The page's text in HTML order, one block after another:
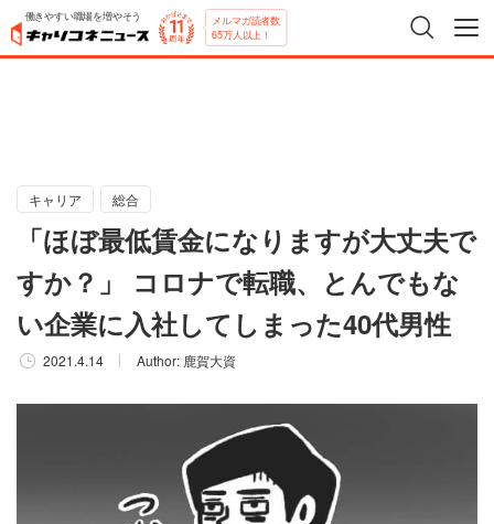
働きやすい職場を増やそう メルマガ読者数
65万人以上！
キャリア 総合
「ほぼ最低賃金になりますが大丈夫で
すか？」 コロナで転職、とんでもな
い企業に入社してしまった40代男性
2021.4.14 Author: 鹿賀大資